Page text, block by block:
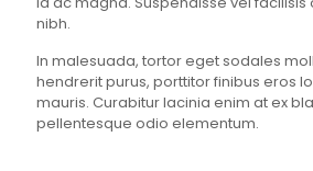
nibh.
In malesuada, tortor eget sodales
hendrerit purus, porttitor finibus eros
mauris. Curabitur lacinia enim at ex
pellentesque odio elementum.